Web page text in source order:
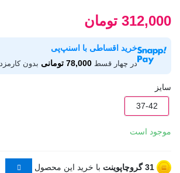
312,000 تومان
خرید اقساطی با اسنپ‌پی
در چهار قسط 78,000 تومانی بدون کارمزد
سایز
37-42
موجود است
31گروچاپوینت با خرید این محصول